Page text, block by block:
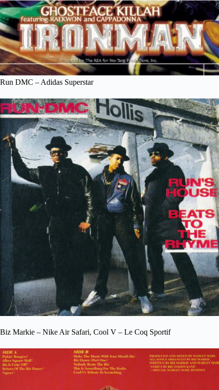
Run DMC – Adidas Superstar
Biz Markie – Nike Air Safari, Cool V – Le Coq Sportif